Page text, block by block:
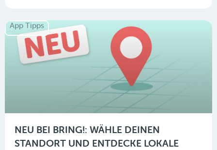
App Tipps
NEU BEI BRING!: WÄHLE DEINEN
STANDORT UND ENTDECKE LOKALE